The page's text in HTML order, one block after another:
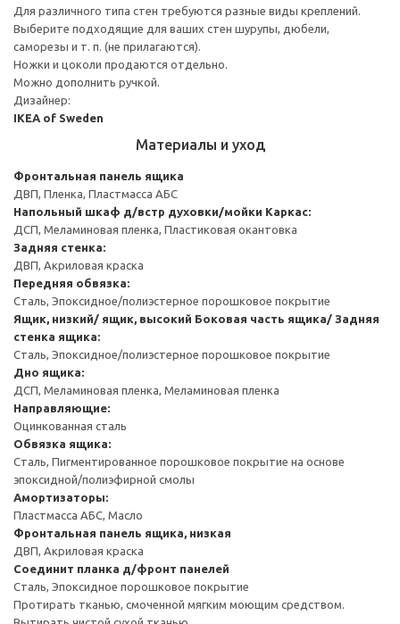
Для различного типа стен требуются разные виды креплений.
Выберите подходящие для ваших стен шурупы, дюбели,
саморезы и т. п. (не прилагаются).
Ножки и цоколи продаются отдельно.
Можно дополнить ручкой.
Дизайнер:
IKEA of Sweden
Материалы и уход
Фронтальная панель ящика
ДВП, Пленка, Пластмасса АБС
Напольный шкаф д/встр духовки/мойки Каркас:
ДСП, Меламиновая пленка, Пластиковая окантовка
Задняя стенка:
ДВП, Акриловая краска
Передняя обвязка:
Сталь, Эпоксидное/полиэстерное порошковое покрытие
Ящик, низкий/ ящик, высокий Боковая часть ящика/ Задняя
стенка ящика:
Сталь, Эпоксидное/полиэстерное порошковое покрытие
Дно ящика:
ДСП, Меламиновая пленка, Меламиновая пленка
Направляющие:
Оцинкованная сталь
Обвязка ящика:
Сталь, Пигментированное порошковое покрытие на основе
эпоксидной/полиэфирной смолы
Амортизаторы:
Пластмасса АБС, Масло
Фронтальная панель ящика, низкая
ДВП, Акриловая краска
Соединит планка д/фронт панелей
Сталь, Эпоксидное порошковое покрытие
Протирать тканью, смоченной мягким моющим средством.